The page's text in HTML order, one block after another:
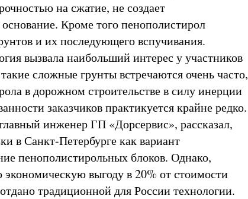
на сжатие, не создает
Кроме того пенополистирол
и их последующего вспучивания.
вызвала наибольший интерес у участников
сложные грунты встречаются очень часто,
в дорожном строительстве в силу инерции
заказчиков практикуется крайне редко.
инженер ГП «Дорсервис», рассказал,
в Санкт-Петербурге как вариант
пенополистирольных блоков. Однако,
выгоду в 20% от стоимости
традиционной для России технологии.